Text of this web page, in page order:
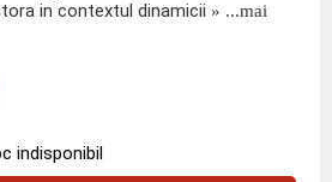
in contextul dinamicii » ...mai
indisponibil